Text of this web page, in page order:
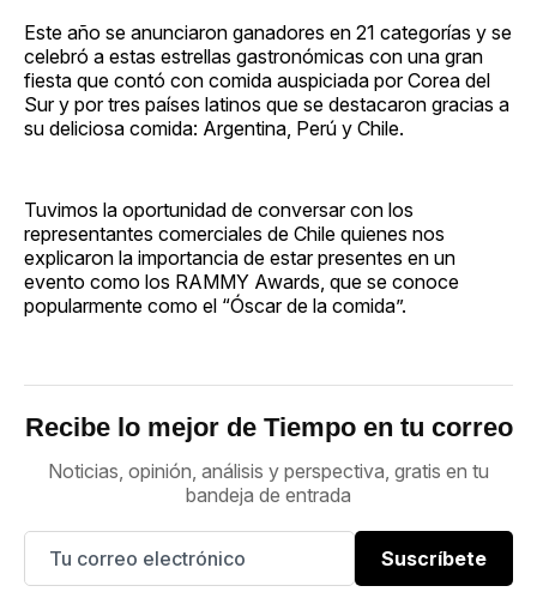
Este año se anunciaron ganadores en 21 categorías y se
celebró a estas estrellas gastronómicas con una gran
fiesta que contó con comida auspiciada por Corea del
Sur y por tres países latinos que se destacaron gracias a
su deliciosa comida: Argentina, Perú y Chile.
Tuvimos la oportunidad de conversar con los
representantes comerciales de Chile quienes nos
explicaron la importancia de estar presentes en un
evento como los RAMMY Awards, que se conoce
popularmente como el “Óscar de la comida”.
Recibe lo mejor de Tiempo en tu correo
Noticias, opinión, análisis y perspectiva, gratis en tu
bandeja de entrada
Suscríbete